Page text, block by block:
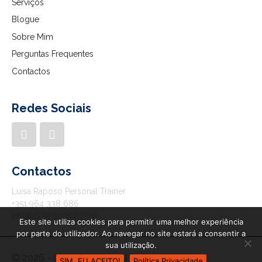
Serviços
Blogue
Sobre Mim
Perguntas Frequentes
Contactos
Redes Sociais
Contactos
Luísa Raposo Personal Trainer
+351 964 338 686
© 2026 - Luisa Raposo. All rights reserved.
Este site utiliza cookies para permitir uma melhor experiência
por parte do utilizador. Ao navegar no site estará a consentir a
sua utilização.